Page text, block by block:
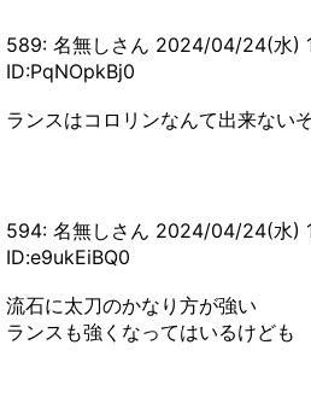
589: 名無しさん 2024/04/24(水)
ID:PqNOpkBj0
ランスはコロリンなんて出来ない
594: 名無しさん 2024/04/24(水)
ID:e9ukEiBQ0
流石に太刀のかなり方が強い
ランスも強くなってはいるけども